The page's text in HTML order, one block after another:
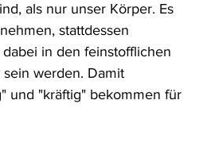
als nur unser Körper. Es
stattdessen
in den feinstofflichen
werden. Damit
und "kräftig" bekommen für